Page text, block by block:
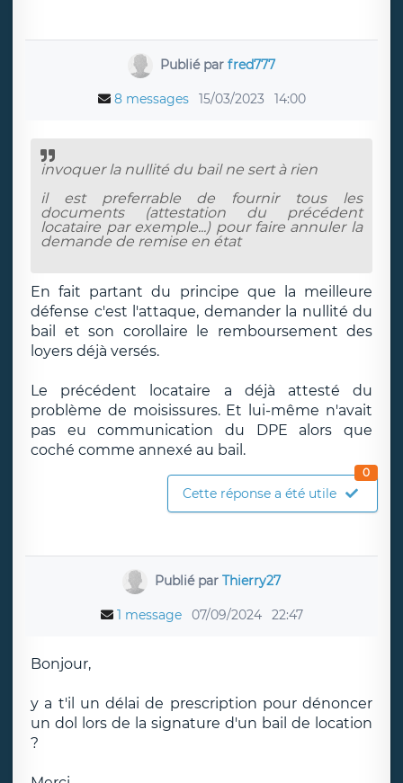
Publié par fred777
8 messages 15/03/2023 14:00
invoquer la nullité du bail ne sert à rien
il est preferrable de fournir tous les
documents (attestation du précédent
locataire par exemple...) pour faire annuler la
demande de remise en état
En fait partant du principe que la meilleure
défense c'est l'attaque, demander la nullité du
bail et son corollaire le remboursement des
loyers déjà versés.
Le précédent locataire a déjà attesté du
problème de moisissures. Et lui-même n'avait
pas eu communication du DPE alors que
coché comme annexé au bail.
Cette réponse a été utile
0
Publié par Thierry27
1 message 07/09/2024 22:47
Bonjour,
y a t'il un délai de prescription pour dénoncer
un dol lors de la signature d'un bail de location
?